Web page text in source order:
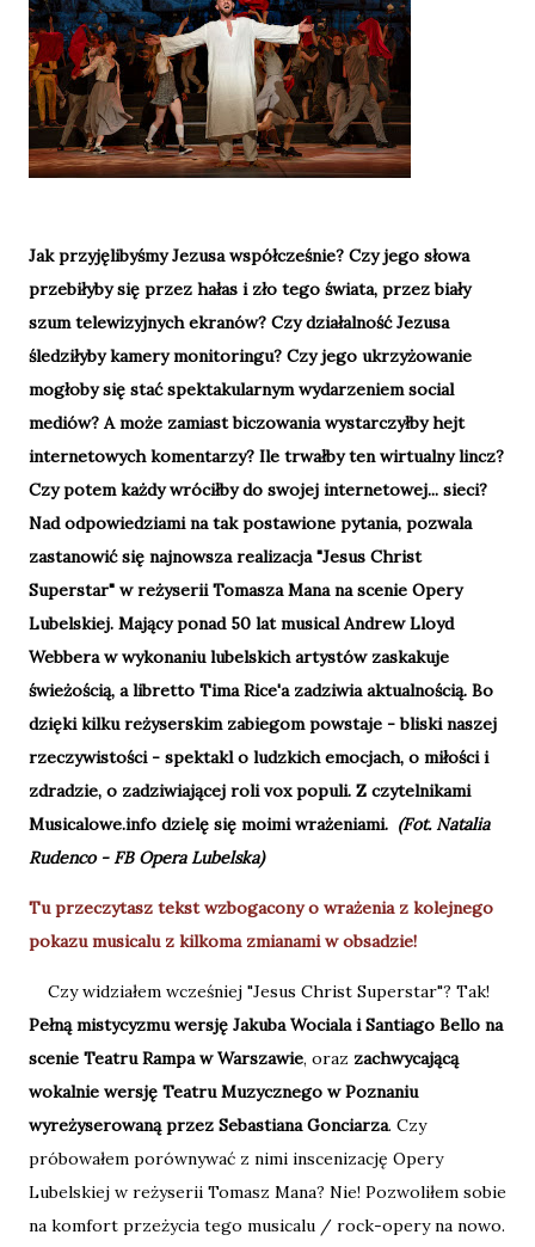
Jak przyjęlibyśmy Jezusa współcześnie? Czy jego słowa
przebiłyby się przez hałas i zło tego świata, przez biały
szum telewizyjnych ekranów? Czy działalność Jezusa
śledziłyby kamery monitoringu? Czy jego ukrzyżowanie
mogłoby się stać spektakularnym wydarzeniem social
mediów? A może zamiast biczowania wystarczyłby hejt
internetowych komentarzy? Ile trwałby ten wirtualny lincz?
Czy potem każdy wróciłby do swojej internetowej... sieci?
Nad odpowiedziami na tak postawione pytania, pozwala
zastanowić się najnowsza realizacja "Jesus Christ
Superstar" w reżyserii Tomasza Mana na scenie Opery
Lubelskiej. Mający ponad 50 lat musical Andrew Lloyd
Webbera w wykonaniu lubelskich artystów zaskakuje
świeżością, a libretto Tima Rice'a zadziwia aktualnością. Bo
dzięki kilku reżyserskim zabiegom powstaje - bliski naszej
rzeczywistości - spektakl o ludzkich emocjach, o miłości i
zdradzie, o zadziwiającej roli vox populi. Z czytelnikami
Musicalowe.info dzielę się moimi wrażeniami. (Fot. Natalia
Rudenco - FB Opera Lubelska)
Tu przeczytasz tekst wzbogacony o wrażenia z kolejnego
pokazu musicalu z kilkoma zmianami w obsadzie!
Czy widziałem wcześniej "Jesus Christ Superstar"? Tak!
Pełną mistycyzmu wersję Jakuba Wociala i Santiago Bello na
scenie Teatru Rampa w Warszawie, oraz zachwycającą
wokalnie wersję Teatru Muzycznego w Poznaniu
wyreżyserowaną przez Sebastiana Gonciarza. Czy
próbowałem porównywać z nimi inscenizację Opery
Lubelskiej w reżyserii Tomasz Mana? Nie! Pozwoliłem sobie
na komfort przeżycia tego musicalu / rock-opery na nowo.